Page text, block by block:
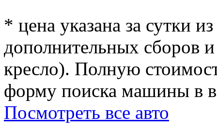
* цена указана за сутки
дополнительных сборов
кресло). Полную
форму поиска машины в
Посмотреть все авто